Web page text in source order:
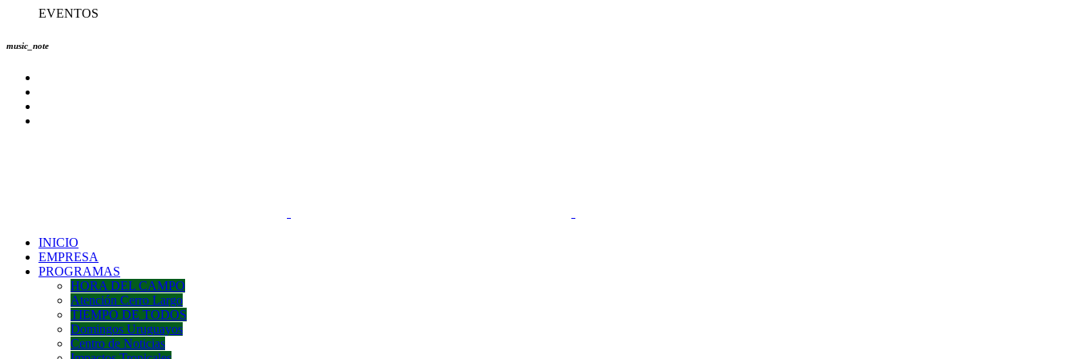
EVENTOS
music_note
INICIO
EMPRESA
PROGRAMAS
HORA DEL CAMPO
Atención Cerro Largo
TIEMPO DE TODOS
Domingos Uruguayos
Centro de Noticias